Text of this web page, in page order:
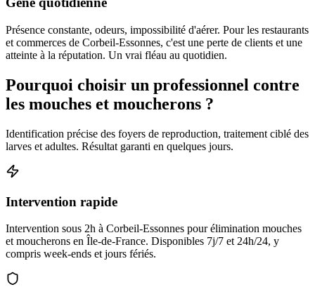
Présence constante, odeurs, impossibilité d'aérer. Pour les restaurants
et commerces de Corbeil-Essonnes, c'est une perte de clients et une
atteinte à la réputation. Un vrai fléau au quotidien.
Pourquoi choisir un professionnel contre
les mouches et moucherons ?
Identification précise des foyers de reproduction, traitement ciblé des
larves et adultes. Résultat garanti en quelques jours.
Intervention rapide
Intervention sous 2h à Corbeil-Essonnes pour élimination mouches
et moucherons en Île-de-France. Disponibles 7j/7 et 24h/24, y
compris week-ends et jours fériés.